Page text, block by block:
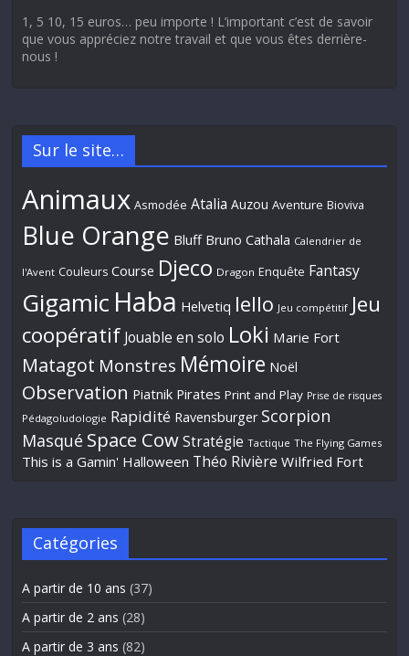
1, 5 10, 15 euros… peu importe ! L’important c’est de savoir
que vous appréciez notre travail et que vous êtes derrière-
nous !
Sur le site…
Animaux Asmodée Atalia Auzou Aventure Bioviva
Blue Orange Bluff Bruno Cathala Calendrier de
l'Avent Couleurs Course Djeco Dragon Enquête Fantasy
Gigamic Haba Helvetiq Iello Jeu compétitif Jeu
coopératif Jouable en solo Loki Marie Fort
Matagot Monstres Mémoire Noël
Observation Piatnik Pirates Print and Play Prise de risques
Pédagoludologie Rapidité Ravensburger Scorpion
Masqué Space Cow Stratégie Tactique The Flying Games
This is a Gamin' Halloween Théo Rivière Wilfried Fort
Catégories
A partir de 10 ans (37)
A partir de 2 ans (28)
A partir de 3 ans (82)